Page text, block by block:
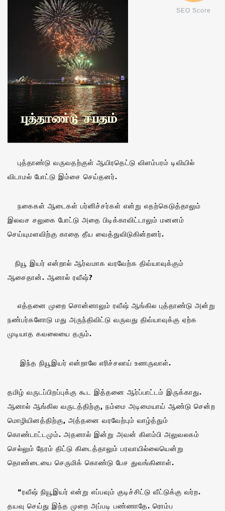
SEO Score
புத்தாண்டு வருவதற்குள் ஆயிரதெட்டு விளம்பரம் டிவியில்
விடாமல் போட்டு இம்சை செய்தனர்.
நகைகள் ஆடைகள் பர்னிச்சர்கள் என்று எதற்கெடுத்தாலும்
இலவச சலுகை போட்டு அதை பிடிக்காவிட்டாலும் மனனம்
செய்யுமளவிற்கு காதை தீய வைத்துவிடுகின்றனர்.
நியூ இயர் என்றால் ஆர்வமாக வரவேற்க திவ்யாவுக்கும்
ஆசைதான். ஆனால் ரவீஷ்?
எத்தனை முறை சொன்னாலும் ரவீஷ் ஆங்கில புத்தாண்டு அன்று
நண்பர்களோடு மது அருந்திவிட்டு வருவது திவ்யாவுக்கு ஏற்க
முடியாத கவலையை தரும்.
இந்த நியூஇயர் என்றாலே எரிச்சலாய் உணருவாள்.
தமிழ் வருடப்பிறப்புக்கு கூட இத்தனை ஆர்ப்பாட்டம் இருக்காது.
ஆனால் ஆங்கில வருடத்திற்கு, நம்மை அடிமையாய் ஆண்டு சென்ற
மொழியினத்திற்கு, அத்தனை வரவேற்பும் வாழ்த்தும்
கொண்டாட்டமும். அதனால் இன்று அவன் கிளம்பி அலுவலகம்
செல்லும் நேரம் திட்டு கிடைத்தாலும் பரவாயில்லையென்று
தொண்டையை செருமிக் கொண்டு பேச துவங்கினாள்.
“ரவீஷ் நியூஇயர் என்று எப்பவும் குடிச்சிட்டு வீட்டுக்கு வர்ற.
தயவு செய்து இந்த முறை அப்படி பண்ணாதே. ரொம்ப